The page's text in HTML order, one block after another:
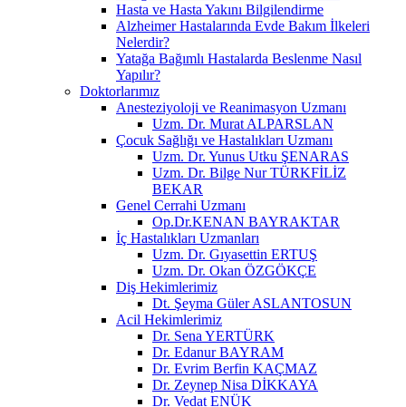
Hasta ve Hasta Yakını Bilgilendirme
Alzheimer Hastalarında Evde Bakım İlkeleri
Nelerdir?
Yatağa Bağımlı Hastalarda Beslenme Nasıl
Yapılır?
Doktorlarımız
Anesteziyoloji ve Reanimasyon Uzmanı
Uzm. Dr. Murat ALPARSLAN
Çocuk Sağlığı ve Hastalıkları Uzmanı
Uzm. Dr. Yunus Utku ŞENARAS
Uzm. Dr. Bilge Nur TÜRKFİLİZ
BEKAR
Genel Cerrahi Uzmanı
Op.Dr.KENAN BAYRAKTAR
İç Hastalıkları Uzmanları
Uzm. Dr. Gıyasettin ERTUŞ
Uzm. Dr. Okan ÖZGÖKÇE
Diş Hekimlerimiz
Dt. Şeyma Güler ASLANTOSUN
Acil Hekimlerimiz
Dr. Sena YERTÜRK
Dr. Edanur BAYRAM
Dr. Evrim Berfin KAÇMAZ
Dr. Zeynep Nisa DİKKAYA
Dr. Vedat ENÜK